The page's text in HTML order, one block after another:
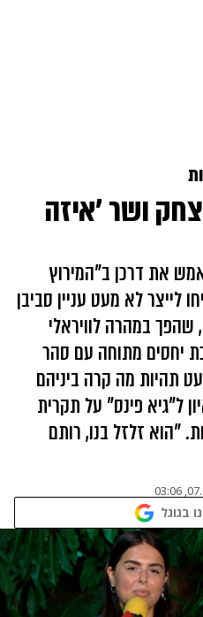
ושר 'איזה
אמש את דרכן ב"המירוץ
לייצר לא מעט עניין סביבן
שהפך במהרה לוויראלי
יחסים מתוחה עם סהר
תהיות מה קרה ביניהם
ל"גיא פינס" על תקרית
"הוא זלזל בנו, רותם
בגוגל